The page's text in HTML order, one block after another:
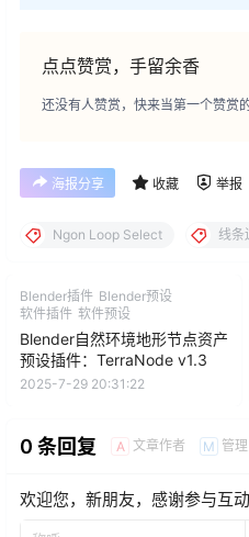
点点赞赏，手留余香
还没有人赞赏，快来当第一个赞赏的
海报分享 收藏 举报
Ngon Loop Select 线条
Blender插件 Blender预设
软件插件 软件预设
Blender自然环境地形节点资产
预设插件：TerraNode v1.3
2025-7-29 20:31:22
0 条回复 A 文章作者 M 管
欢迎您，新朋友，感谢参与互动